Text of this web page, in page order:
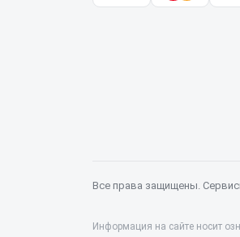
Все права защищены.
Информация на сайте носит